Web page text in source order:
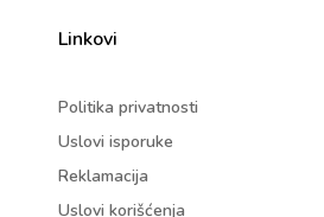
Linkovi
Politika privatnosti
Uslovi isporuke
Reklamacija
Uslovi korišćenja